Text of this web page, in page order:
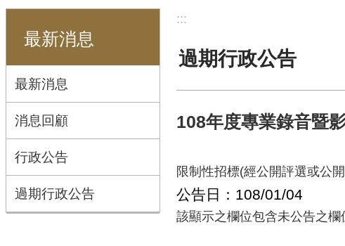
最新消息
最新消息
消息回顧
行政公告
過期行政公告
:::
過期行政公告
108年度專業錄音暨
限制性招標(經公開評選或公
公告日：108/01/04
該顯示之欄位包含未公告之